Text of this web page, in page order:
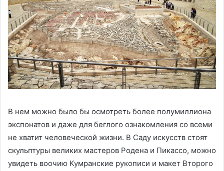
В нем можно было бы осмотреть более полумиллиона
экспонатов и даже для беглого ознакомления со всеми
не хватит человеческой жизни. В Саду искусств стоят
скульптуры великих мастеров Родена и Пикассо, можно
увидеть воочию Кумранские рукописи и макет Второго